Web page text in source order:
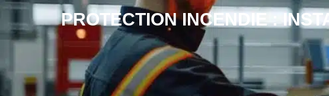
PROTECTION INCENDIE :